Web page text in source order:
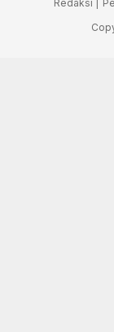
Redaksi |